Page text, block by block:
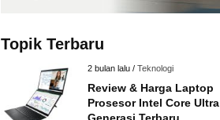
Topik Terbaru
2 bulan lalu / Teknologi
Review & Harga Laptop
Prosesor Intel Core Ultra